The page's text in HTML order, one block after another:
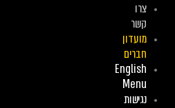
צרו
קשר
מועדון
חברים
English
Menu
נגישות